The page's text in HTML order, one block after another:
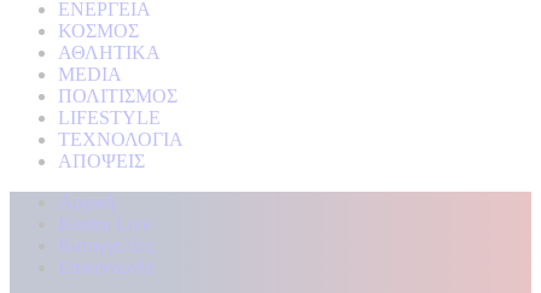
ΕΝΕΡΓΕΙΑ
ΚΟΣΜΟΣ
ΑΘΛΗΤΙΚΑ
MEDIA
ΠΟΛΙΤΙΣΜΟΣ
LIFESTYLE
ΤΕΧΝΟΛΟΓΙΑ
ΑΠΟΨΕΙΣ
Αρχική
Kontra Live
Καταγγελίες
Επικοινωνία